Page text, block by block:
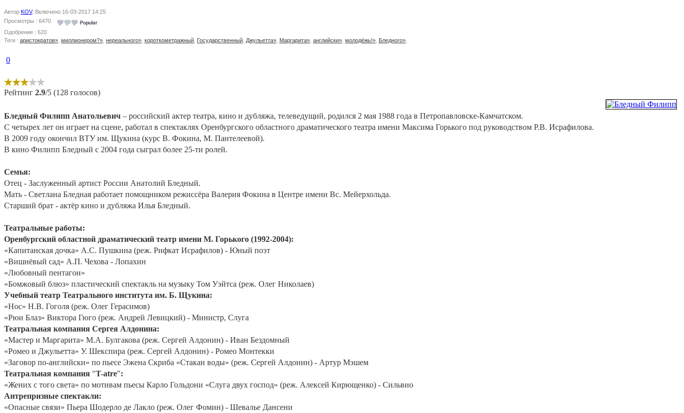
Автор KOV, Включено 16-03-2017 14:25
Просмотры : 6470
Одобрение : 620
Теги : аристократов» миллионером?» нереального» короткометражный Государственный Джульетта» Маргарита» английски» молодёжь!» Бледного»
0
Рейтинг 2.9/5 (128 голосов)
Бледный Филипп Анатольевич – российский актер театра, кино и дубляжа, телеведущий, родился 2 мая 1988 года в Петропавловске-Камчатском.
С четырех лет он играет на сцене, работал в спектаклях Оренбургского областного драматического театра имени Максима Горького под руководством Р.В. Исрафилова.
В 2009 году окончил ВТУ им. Щукина (курс В. Фокина, М. Пантелеевой).
В кино Филипп Бледный с 2004 года сыграл более 25-ти ролей.
Семья:
Отец - Заслуженный артист России Анатолий Бледный.
Мать - Светлана Бледная работает помощником режиссёра Валерия Фокина в Центре имени Вс. Мейерхольда.
Старший брат - актёр кино и дубляжа Илья Бледный.
Театральные работы:
Оренбургский областной драматический театр имени М. Горького (1992-2004):
«Капитанская дочка» А.С. Пушкина (реж. Рифкат Исрафилов) - Юный поэт
«Вишнёвый сад» А.П. Чехова - Лопахин
«Любовный пентагон»
«Бомжовый блюз» пластический спектакль на музыку Том Уэйтса (реж. Олег Николаев)
Учебный театр Театрального института им. Б. Щукина:
«Нос» Н.В. Гоголя (реж. Олег Герасимов)
«Рюи Блаз» Виктора Гюго (реж. Андрей Левицкий) - Министр, Слуга
Театральная компания Сергея Алдонина:
«Мастер и Маргарита» М.А. Булгакова (реж. Сергей Алдонин) - Иван Бездомный
«Ромео и Джульетта» У. Шекспира (реж. Сергей Алдонин) - Ромео Монтекки
«Заговор по-английски» по пьесе Эжена Скриба «Стакан воды» (реж. Сергей Алдонин) - Артур Мэшем
Театральная компания "T-atre":
«Жених с того света» по мотивам пьесы Карло Гольдони «Слуга двух господ» (реж. Алексей Кирющенко) - Сильвио
Антрепризные спектакли:
«Опасные связи» Пьера Шодерло де Лакло (реж. Олег Фомин) - Шевалье Дансени